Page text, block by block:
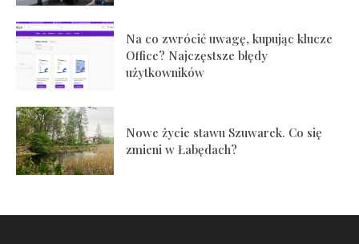
Na co zwrócić uwagę, kupując klucze
Office? Najczęstsze błędy
użytkowników
Nowe życie stawu Szuwarek. Co się
zmieni w Łabędach?